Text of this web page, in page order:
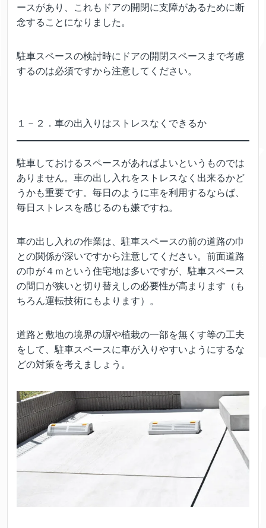
ースがあり、これもドアの開閉に支障があるために断
念することになりました。
駐車スペースの検討時にドアの開閉スペースまで考慮
するのは必須ですから注意してください。
１－２．車の出入りはストレスなくできるか
駐車しておけるスペースがあればよいというものでは
ありません。車の出し入れをストレスなく出来るかど
うかも重要です。毎日のように車を利用するならば、
毎日ストレスを感じるのも嫌ですね。
車の出し入れの作業は、駐車スペースの前の道路の巾
との関係が深いですから注意してください。前面道路
の巾が４ｍという住宅地は多いですが、駐車スペース
の間口が狭いと切り替えしの必要性が高まります（も
ちろん運転技術にもよります）。
道路と敷地の境界の塀や植栽の一部を無くす等の工夫
をして、駐車スペースに車が入りやすいようにするな
どの対策を考えましょう。